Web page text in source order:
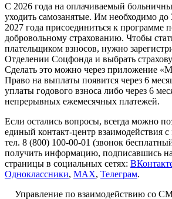
С 2026 года на оплачиваемый
уходить самозанятые. Им необходимо до
2027 года присоединиться к программе
добровольному страхованию. Чтобы
плательщиком взносов, нужно
Отделении Соцфонда и выбрать
Сделать это можно через приложение
Право на выплаты появится через 6
уплаты годового взноса либо через 6
непрерывных ежемесячных платежей.
Если остались вопросы, всегда можно
единый контакт-центр взаимодействия
тел. 8 (800) 100-00-01 (звонок
получить информацию, подписавшись
страницы в социальных сетях:
Одноклассники, МАХ, Телеграм.
Управление по взаимодействию со